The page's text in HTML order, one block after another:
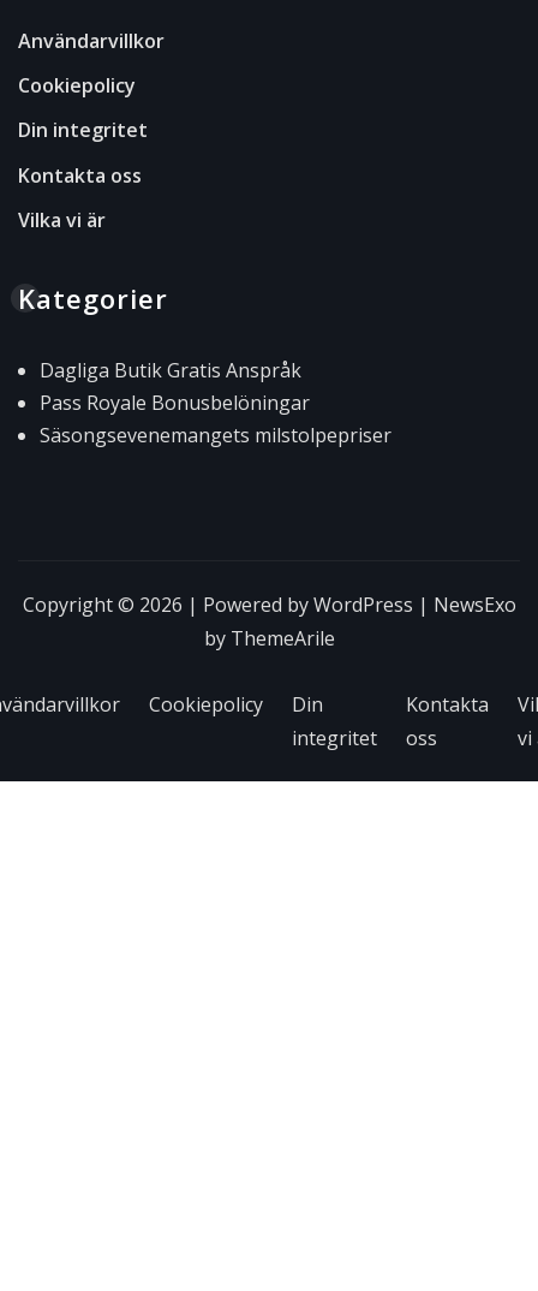
Användarvillkor
Cookiepolicy
Din integritet
Kontakta oss
Vilka vi är
Kategorier
Dagliga Butik Gratis Anspråk
Pass Royale Bonusbelöningar
Säsongsevenemangets milstolpepriser
Copyright © 2026 | Powered byWordPress | NewsExo
by ThemeArile
Cookiepolicy
Din
integritet
Kontakta
oss
vi